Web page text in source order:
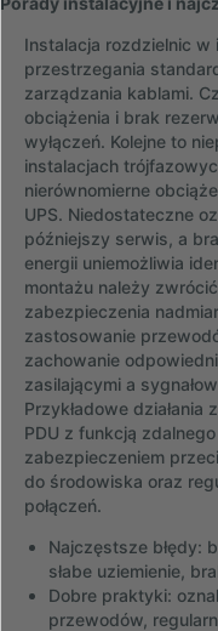
Instalacja rozdzielnic
przestrzegania
zarządzania kablami.
obciążenia i brak
wyłączeń. Kolejne to
instalacjach
nierównomierne
UPS. Niedostateczne
późniejszy serwis, a
energii uniemożliwia
montażu należy
zabezpieczenia
zastosowanie
zachowanie
zasilającymi a
Przykładowe
PDU z funkcją
zabezpieczeniem
do środowiska oraz
połączeń.
Najczęstsze błędy:
słabe uziemienie,
Dobre praktyki:
przewodów,